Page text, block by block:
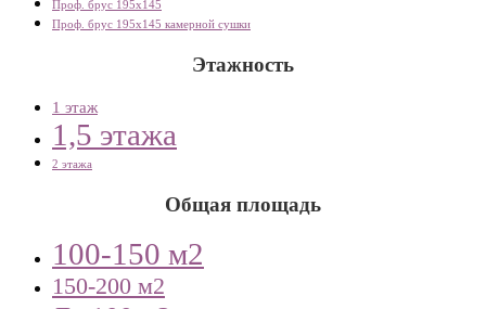
Проф. брус 195х145
Проф. брус 195х145 камерной сушки
Этажность
1 этаж
1,5 этажа
2 этажа
Общая площадь
100-150 м2
150-200 м2